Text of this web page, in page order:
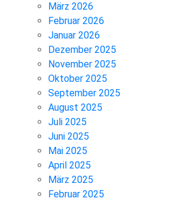
März 2026
Februar 2026
Januar 2026
Dezember 2025
November 2025
Oktober 2025
September 2025
August 2025
Juli 2025
Juni 2025
Mai 2025
April 2025
März 2025
Februar 2025